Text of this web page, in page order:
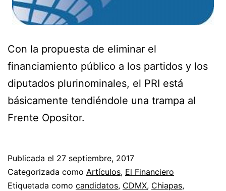
Con la propuesta de eliminar el
financiamiento público a los partidos y los
diputados plurinominales, el PRI está
básicamente tendiéndole una trampa al
Frente Opositor.
Publicada el 27 septiembre, 2017
Categorizada como Artículos, El Financiero
Etiquetada como candidatos, CDMX, Chiapas,